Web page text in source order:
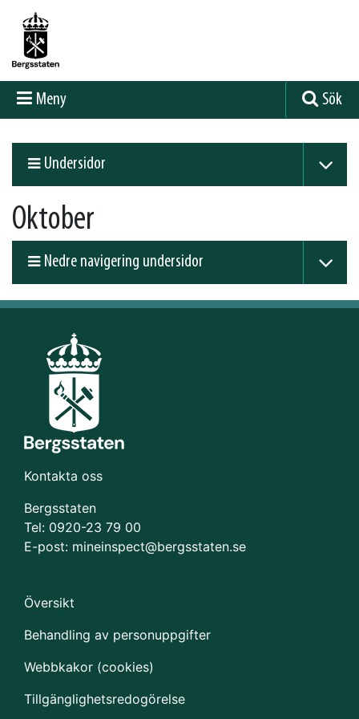
Meny Sök
Undersidor
Oktober
Nedre navigering undersidor
Kontakta oss
Bergsstaten
Tel: 0920-23 79 00
E-post: mineinspect@bergsstaten.se
Översikt
Behandling av personuppgifter
Webbkakor (cookies)
Tillgänglighetsredogörelse